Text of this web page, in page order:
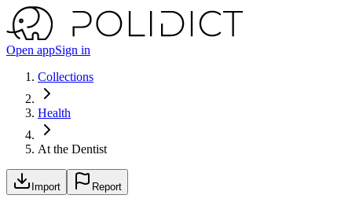
Open appSign in
Collections
Health
At the Dentist
Import Report